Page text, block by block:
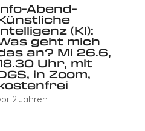
Abend-
(KI):
geht mich
an? Mi 26.6,
Uhr, mit
in Zoom,
2 Jahren